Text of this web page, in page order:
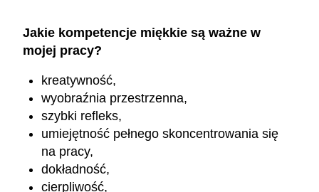
Jakie kompetencje miękkie są ważne w
mojej pracy?
kreatywność,
wyobraźnia przestrzenna,
szybki refleks,
umiejętność pełnego skoncentrowania się
na pracy,
dokładność,
cierpliwość,